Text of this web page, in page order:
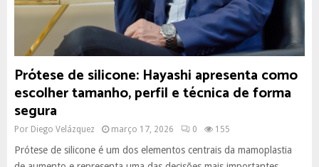
Prótese de silicone: Hayashi apresenta como
escolher tamanho, perfil e técnica de forma
segura
Por Diego Velázquez março 17, 2026 0 155
Prótese de silicone é um dos elementos centrais da mamoplastia